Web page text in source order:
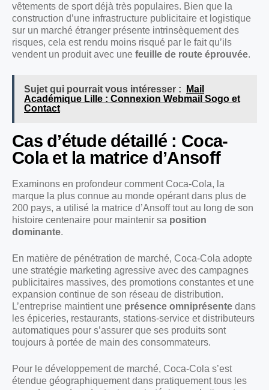
vêtements de sport déjà très populaires. Bien que la
construction d’une infrastructure publicitaire et logistique
sur un marché étranger présente intrinsèquement des
risques, cela est rendu moins risqué par le fait qu’ils
vendent un produit avec une feuille de route éprouvée.
Sujet qui pourrait vous intéresser :
Mail
Académique Lille : Connexion Webmail Sogo et
Contact
Cas d’étude détaillé : Coca-
Cola et la matrice d’Ansoff
Examinons en profondeur comment Coca-Cola, la
marque la plus connue au monde opérant dans plus de
200 pays, a utilisé la matrice d’Ansoff tout au long de son
histoire centenaire pour maintenir sa position
dominante.
En matière de pénétration de marché, Coca-Cola adopte
une stratégie marketing agressive avec des campagnes
publicitaires massives, des promotions constantes et une
expansion continue de son réseau de distribution.
L’entreprise maintient une présence omniprésente dans
les épiceries, restaurants, stations-service et distributeurs
automatiques pour s’assurer que ses produits sont
toujours à portée de main des consommateurs.
Pour le développement de marché, Coca-Cola s’est
étendue géographiquement dans pratiquement tous les